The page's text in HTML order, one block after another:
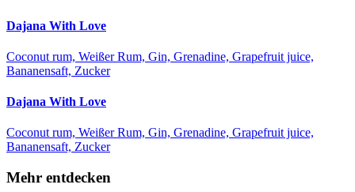
Dajana With Love
Coconut rum, Weißer Rum, Gin, Grenadine, Grapefruit juice,
Bananensaft, Zucker
Dajana With Love
Coconut rum, Weißer Rum, Gin, Grenadine, Grapefruit juice,
Bananensaft, Zucker
Mehr entdecken